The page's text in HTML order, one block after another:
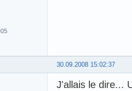
30.09.2008 15:02:37
J'allais le dire...